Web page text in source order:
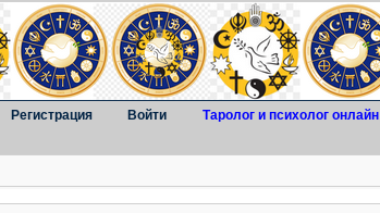
Регистрация Войти Таролог и психолог онлайн